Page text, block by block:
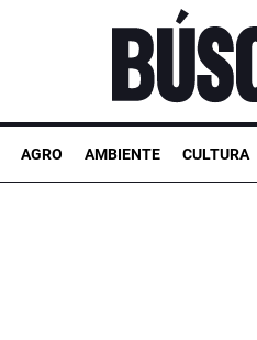
AGRO AMBIENTE CULTURA